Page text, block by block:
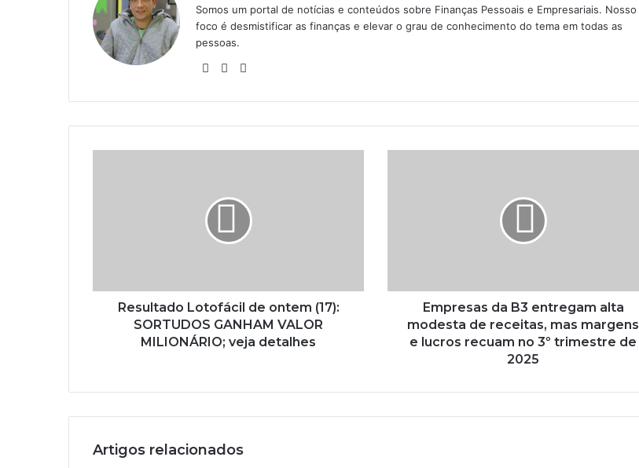
Somos um portal de notícias e conteúdos sobre Finanças Pessoais e Empresariais. Nosso
foco é desmistificar as finanças e elevar o grau de conhecimento do tema em todas as
pessoas.
WebsiteLinkedin
Resultado Lotofácil de ontem (17):
SORTUDOS GANHAM VALOR
MILIONÁRIO; veja detalhes
Empresas da B3 entregam alta
modesta de receitas, mas margens
e lucros recuam no 3º trimestre de
2025
Artigos relacionados